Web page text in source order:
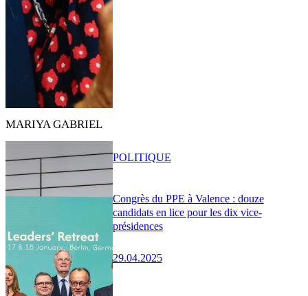
MARIYA GABRIEL
Congrès du PPE à Valence : douze
candidats en lice pour les dix vice-
présidences
29.04.2025
POLITIQUE